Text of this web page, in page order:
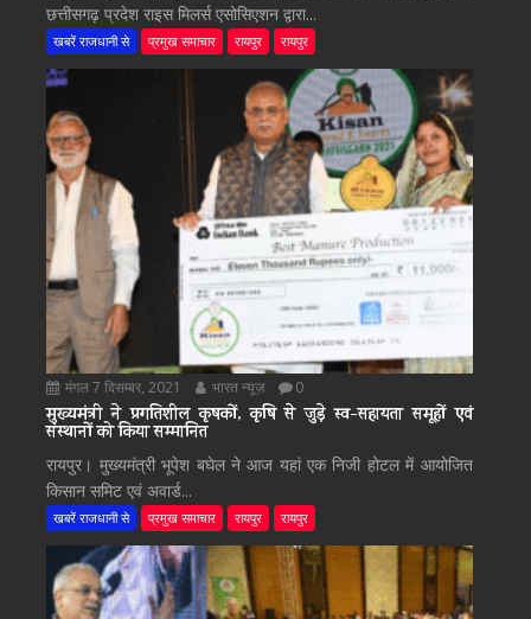
छत्तीसगढ़ प्रदेश राइस मिलर्स एसोसिएशन द्वारा...
खबरें राजधानी से प्रमुख समाचार रायपुर रायपुर
मंगल 7 दिसम्बर, 2021 भारत न्यूज़ 0
मुख्यमंत्री ने प्रगतिशील कृषकों, कृषि से जुड़े स्व-सहायता समूहों एवं
संस्थानों को किया सम्मानित
रायपुर। मुख्यमंत्री भूपेश बघेल ने आज यहां एक निजी होटल में आयोजित
किसान समिट एवं अवार्ड...
खबरें राजधानी से प्रमुख समाचार रायपुर रायपुर